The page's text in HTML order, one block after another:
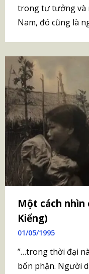
trong tư tưởng và
Nam, đó cũng là
Một cách nhìn
Kiểng)
01/05/1995
”…trong thời đại
bổn phận. Người